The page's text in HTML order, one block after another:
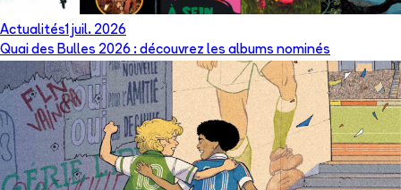
Actualités1 juil. 2026
Quai des Bulles 2026 : découvrez les albums nominés